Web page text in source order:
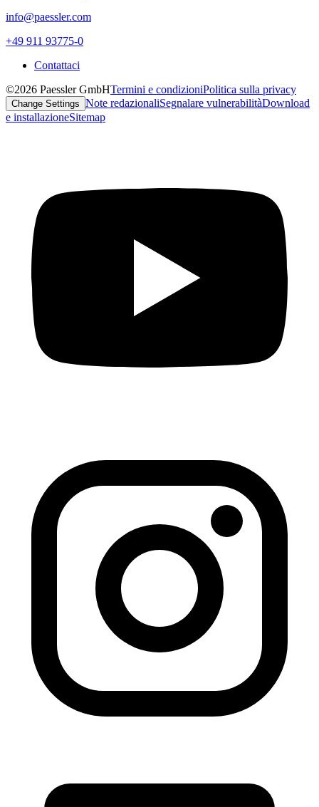
info@paessler.com
+49 911 93775-0
Contattaci
©2026 Paessler GmbHTermini e condizioniPolitica sulla privacy
Change Settings Note redazionaliSegnalare vulnerabilitàDownload
e installazioneSitemap